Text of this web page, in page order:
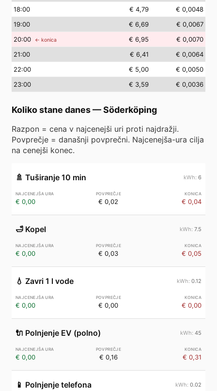
18:00 € 4,79
€ 0,0048
19:00 € 6,69
€ 0,0067
20:00 ← konica € 6,95
€ 0,0070
21:00 € 6,41
€ 0,0064
22:00 € 5,00
€ 0,0050
23:00 € 3,59 € 0,0036
Koliko stane danes—Söderköping
Razpon = cena v najcenejši uri proti najdražji.
Povprečje = današnji povprečni. Najcenejša-ura cilja
na cenejši konec.
🚿 Tuširanje 10 min 6
€ 0,00 € 0,02 € 0,04
🛁 Kopel 7.5
€ 0,00 € 0,03 € 0,05
💧 Zavri 1 l vode 0.12
€ 0,00 € 0,00 € 0,00
🔌 Polnjenje EV (polno) 45
€ 0,00 € 0,16 € 0,31
📱 Polnjenje telefona 0.02